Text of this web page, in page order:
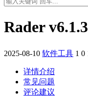
Rader
2025-08-10 软件工具 1 0
详情介绍
常见问题
评论建议